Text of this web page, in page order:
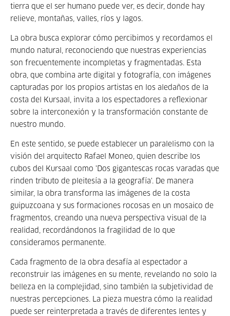
tierra que el ser humano puede ver, es decir, donde hay
relieve, montañas, valles, ríos y lagos.
La obra busca explorar cómo percibimos y recordamos el
mundo natural, reconociendo que nuestras experiencias
son frecuentemente incompletas y fragmentadas. Esta
obra, que combina arte digital y fotografía, con imágenes
capturadas por los propios artistas en los aledaños de la
costa del Kursaal, invita a los espectadores a reflexionar
sobre la interconexión y la transformación constante de
nuestro mundo.
En este sentido, se puede establecer un paralelismo con la
visión del arquitecto Rafael Moneo, quien describe los
cubos del Kursaal como 'Dos gigantescas rocas varadas que
rinden tributo de pleitesía a la geografía'. De manera
similar, la obra transforma las imágenes de la costa
guipuzcoana y sus formaciones rocosas en un mosaico de
fragmentos, creando una nueva perspectiva visual de la
realidad, recordándonos la fragilidad de lo que
consideramos permanente.
Cada fragmento de la obra desafía al espectador a
reconstruir las imágenes en su mente, revelando no solo la
belleza en la complejidad, sino también la subjetividad de
nuestras percepciones. La pieza muestra cómo la realidad
puede ser reinterpretada a través de diferentes lentes y